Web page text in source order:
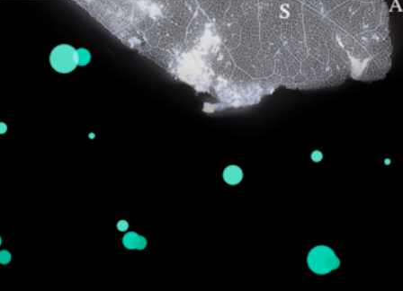
Betuwse bomen
IMBY | the book
Artifacts